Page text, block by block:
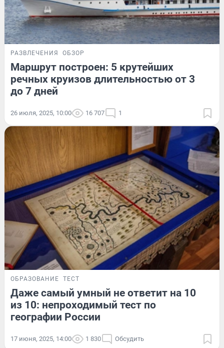
РАЗВЛЕЧЕНИЯ ОБЗОР
Маршрут построен: 5 крутейших
речных круизов длительностью от 3
до 7 дней
26 июля, 2025, 10:00 16 707 1
ОБРАЗОВАНИЕ ТЕСТ
Даже самый умный не ответит на 10
из 10: непроходимый тест по
географии России
17 июня, 2025, 14:00 1 830 Обсудить